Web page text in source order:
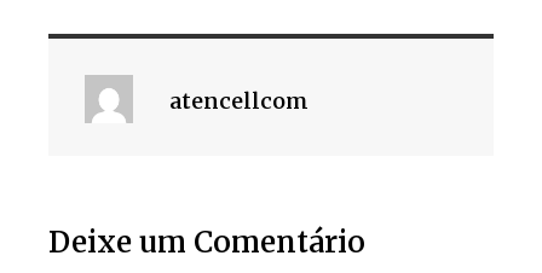
atencellcom
Deixe um Comentário